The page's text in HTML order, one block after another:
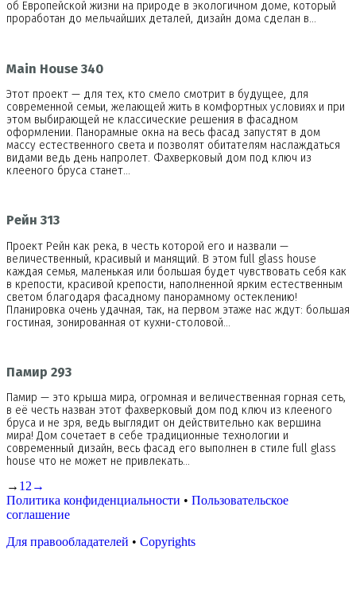
об Европейской жизни на природе в экологичном доме, который
проработан до мельчайших деталей, дизайн дома сделан в…
Main House 340
Этот проект — для тех, кто смело смотрит в будущее, для
современной семьи, желающей жить в комфортных условиях и при
этом выбирающей не классические решения в фасадном
оформлении. Панорамные окна на весь фасад запустят в дом
массу естественного света и позволят обитателям наслаждаться
видами ведь день напролет. Фахверковый дом под ключ из
клееного бруса станет…
Рейн 313
Проект Рейн как река, в честь которой его и назвали —
величественный, красивый и манящий. В этом full glass house
каждая семья, маленькая или большая будет чувствовать себя как
в крепости, красивой крепости, наполненной ярким естественным
светом благодаря фасадному панорамному остеклению!
Планировка очень удачная, так, на первом этаже нас ждут: большая
гостиная, зонированная от кухни-столовой…
Памир 293
Памир — это крыша мира, огромная и величественная горная сеть,
в её честь назван этот фахверковый дом под ключ из клееного
бруса и не зря, ведь выглядит он действительно как вершина
мира! Дом сочетает в себе традиционные технологии и
современный дизайн, весь фасад его выполнен в стиле full glass
house что не может не привлекать…
→ 1 2 →
Политика конфиденциальности • Пользовательское
соглашение
Для правообладателей • Copyrights